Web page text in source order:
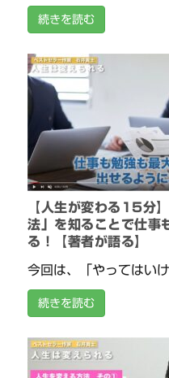
続きを読む
【人生が変わる15分
法」を知ることで仕事
る！【著者が語る】
今回は、「やってはい
続きを読む